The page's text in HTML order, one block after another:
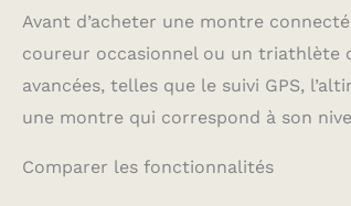
Avant d’acheter une montre
coureur occasionnel ou un triathlète
avancées, telles que le suivi GPS,
une montre qui correspond à son
Comparer les fonctionnalités